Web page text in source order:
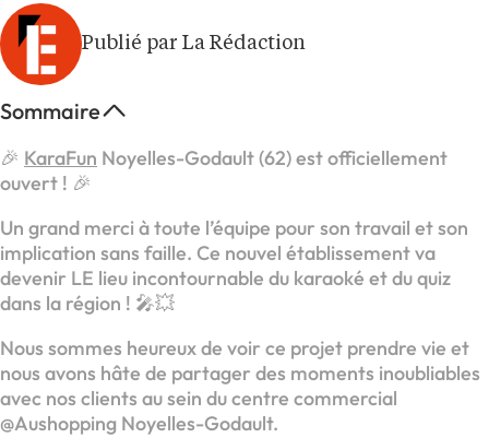
Publié par La Rédaction
Sommaire
🎉 KaraFun Noyelles-Godault (62) est officiellement
ouvert ! 🎉
Un grand merci à toute l’équipe pour son travail et son
implication sans faille. Ce nouvel établissement va
devenir LE lieu incontournable du karaoké et du quiz
dans la région ! 🎤💥
Nous sommes heureux de voir ce projet prendre vie et
nous avons hâte de partager des moments inoubliables
avec nos clients au sein du centre commercial
@‌Aushopping Noyelles-Godault.